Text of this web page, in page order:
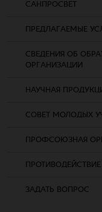
САНПРОСВЕТ
ПРЕДЛАГАЕМЫЕ
СВЕДЕНИЯ ОБ
ОРГАНИЗАЦИИ
НАУЧНАЯ
СОВЕТ МОЛОДЫХ
ПРОФСОЮЗНАЯ
ЗАДАТЬ ВОПРОС